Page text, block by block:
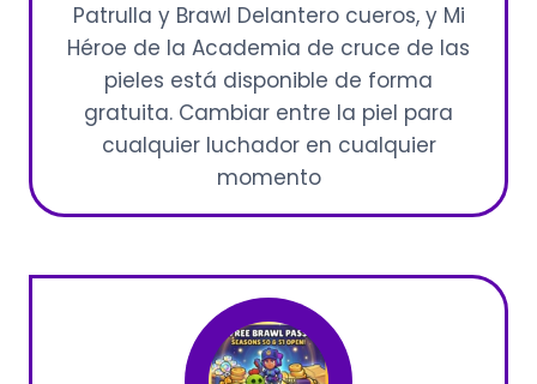
Patrulla y Brawl Delantero cueros, y Mi
Héroe de la Academia de cruce de las
pieles está disponible de forma
gratuita. Cambiar entre la piel para
cualquier luchador en cualquier
momento